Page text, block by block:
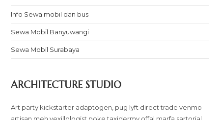
Info Sewa mobil dan bus
Sewa Mobil Banyuwangi
Sewa Mobil Surabaya
ARCHITECTURE STUDIO
Art party kickstarter adaptogen, pug lyft direct trade venmo
artisan meh vexillologist poke taxidermy offal marfa sartorial.